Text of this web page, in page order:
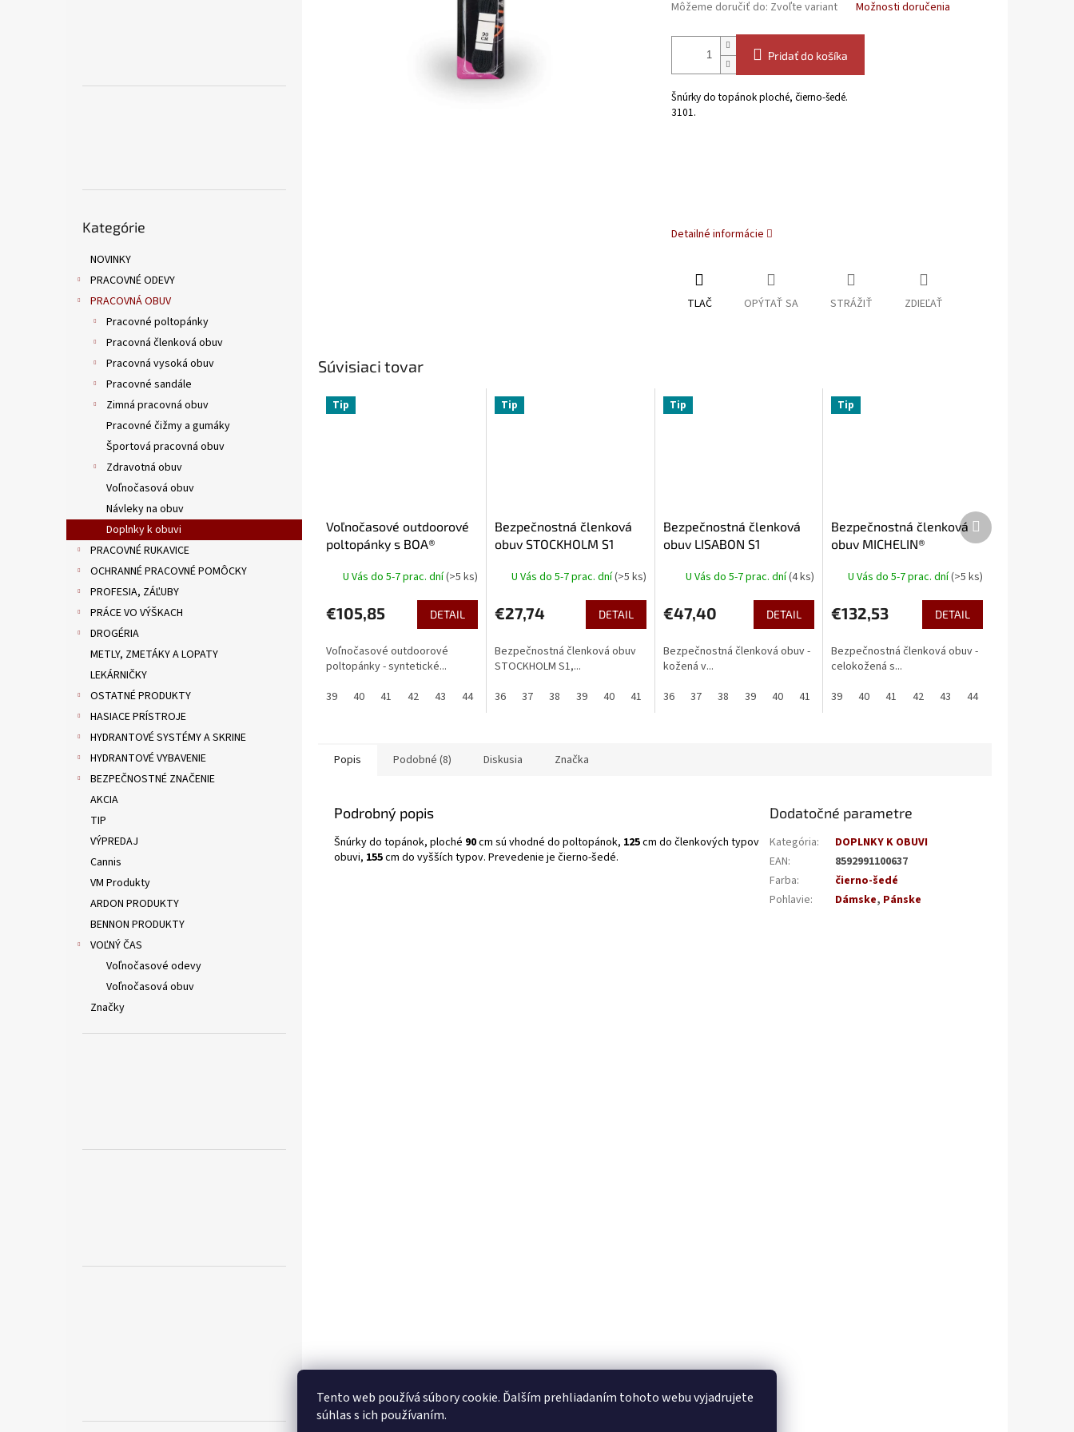
Tento web používá súbory cookie. Ďalším prehliadaním tohoto webu vyjadrujete
súhlas s ich používaním.
kategórie
Kategórie
NOVINKY
PRACOVNÉ ODEVY
PRACOVNÁ OBUV
Pracovné poltopánky
Pracovná členková obuv
Pracovná vysoká obuv
Pracovné sandále
Zimná pracovná obuv
Pracovné čižmy a gumáky
Športová pracovná obuv
Zdravotná obuv
Voľnočasová obuv
Návleky na obuv
Doplnky k obuvi
PRACOVNÉ RUKAVICE
OCHRANNÉ PRACOVNÉ POMÔCKY
PROFESIA, ZÁĽUBY
PRÁCE VO VÝŠKACH
DROGÉRIA
METLY, ZMETÁKY A LOPATY
LEKÁRNIČKY
OSTATNÉ PRODUKTY
HASIACE PRÍSTROJE
HYDRANTOVÉ SYSTÉMY A SKRINE
HYDRANTOVÉ VYBAVENIE
BEZPEČNOSTNÉ ZNAČENIE
AKCIA
TIP
VÝPREDAJ
Cannis
VM Produkty
ARDON PRODUKTY
BENNON PRODUKTY
VOĽNÝ ČAS
Voľnočasové odevy
Voľnočasová obuv
Značky
Môžeme doručiť do: Zvoľte variant Možnosti doručenia
Pridať do košíka
Šnúrky do topánok ploché, čierno-šedé.
3101.
Detailné informácie
TLAČ OPÝTAŤ SA STRÁŽIŤ ZDIEĽAŤ
Súvisiaci tovar
Tip
Voľnočasové outdoorové
poltopánky s BOA®
U Vás do 5-7 prac. dní(>5 ks)
€105,85 DETAIL
Voľnočasové outdoorové
poltopánky - syntetické...
39
40 41 42 43 44 45 46 47
Tip
Bezpečnostná členková
obuv STOCKHOLM S1
U Vás do 5-7 prac. dní(>5 ks)
€27,74 DETAIL
Bezpečnostná členková obuv
STOCKHOLM S1,...
36
37 38 39 40 41 42 43 44 45 46 47 48 49 50
Tip
Bezpečnostná členková
obuv LISABON S1
U Vás do 5-7 prac. dní(4 ks)
€47,40 DETAIL
Bezpečnostná členková obuv -
kožená v...
36
37 38 39 40 41 42 43 44 45 46 47
Tip
Bezpečnostná členková
obuv MICHELIN®
U Vás do 5-7 prac. dní(>5 ks)
€132,53 DETAIL
Bezpečnostná členková obuv -
celokožená s...
39
40 41 42 43 44
Ďalší
produkt
Popis Podobné (8) Diskusia Značka
Podrobný popis
Šnúrky do topánok, ploché 90cm sú vhodné do poltopánok, 125cm do členkových typov
obuvi, 155cm do vyšších typov. Prevedenie je čierno-šedé.
Dodatočné parametre
Kategória:
DOPLNKY K OBUVI
EAN:
8592991100637
Farba:
čierno-šedé
Pohlavie: Dámske, Pánske